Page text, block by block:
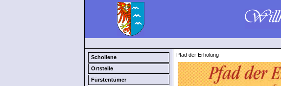
Schollene
Ortsteile
Fürstentümer
Pfad der Erholung